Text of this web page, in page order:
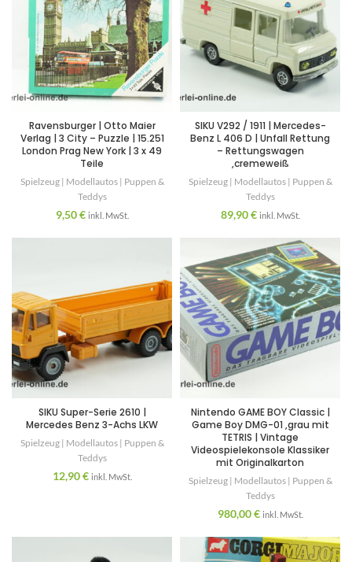
Ravensburger | Otto Maier
Verlag | 3 City – Puzzle | 15.251
London Prag New York | 3 x 49
Teile
Spielzeug | Modellautos | Puppen &
Teddys
9,50€ inkl. MwSt.
SIKU V292 / 1911 | Mercedes-
Benz L 406 D | Unfall Rettung
– Rettungswagen
,cremeweiß
Spielzeug | Modellautos | Puppen &
Teddys
89,90€ inkl. MwSt.
SIKU Super-Serie 2610 |
Mercedes Benz 3-Achs LKW
Spielzeug | Modellautos | Puppen &
Teddys
12,90€ inkl. MwSt.
Nintendo GAME BOY Classic |
Game Boy DMG-01 ,grau mit
TETRIS | Vintage
Videospielekonsole Klassiker
mit Originalkarton
Spielzeug | Modellautos | Puppen &
Teddys
980,00€ inkl. MwSt.